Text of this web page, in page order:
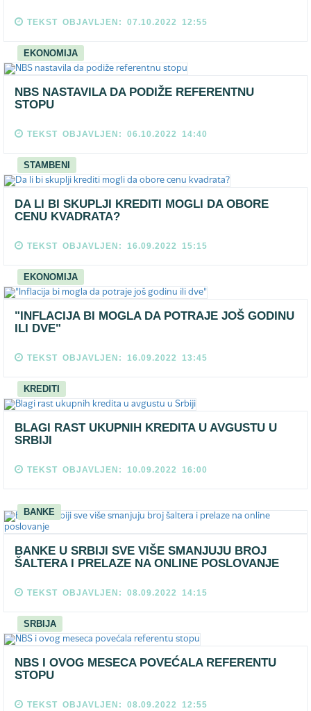
TEKST OBJAVLJEN: 07.10.2022 12:55
EKONOMIJA
NBS NASTAVILA DA PODIŽE REFERENTNU
STOPU
TEKST OBJAVLJEN: 06.10.2022 14:40
STAMBENI
DA LI BI SKUPLJI KREDITI MOGLI DA OBORE
CENU KVADRATA?
TEKST OBJAVLJEN: 16.09.2022 15:15
EKONOMIJA
"INFLACIJA BI MOGLA DA POTRAJE JOŠ GODINU
ILI DVE"
TEKST OBJAVLJEN: 16.09.2022 13:45
KREDITI
BLAGI RAST UKUPNIH KREDITA U AVGUSTU U
SRBIJI
TEKST OBJAVLJEN: 10.09.2022 16:00
BANKE
BANKE U SRBIJI SVE VIŠE SMANJUJU BROJ
ŠALTERA I PRELAZE NA ONLINE POSLOVANJE
TEKST OBJAVLJEN: 08.09.2022 14:15
SRBIJA
NBS I OVOG MESECA POVEĆALA REFERENTU
STOPU
TEKST OBJAVLJEN: 08.09.2022 12:55